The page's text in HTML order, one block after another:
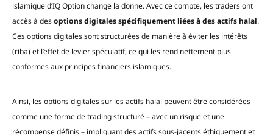
islamique d’IQ Option change la donne. Avec ce compte, les traders ont
accès à desoptions digitales spécifiquement liées à des actifs halal.
Ces options digitales sont structurées de manière à éviter les intérêts
(riba) et l’effet de levier spéculatif, ce qui les rend nettement plus
conformes aux principes financiers islamiques.
Ainsi, les options digitales sur les actifs halal peuvent être considérées
comme une forme de trading structuré – avec un risque et une
récompense définis – impliquant des actifs sous-jacents éthiquement et